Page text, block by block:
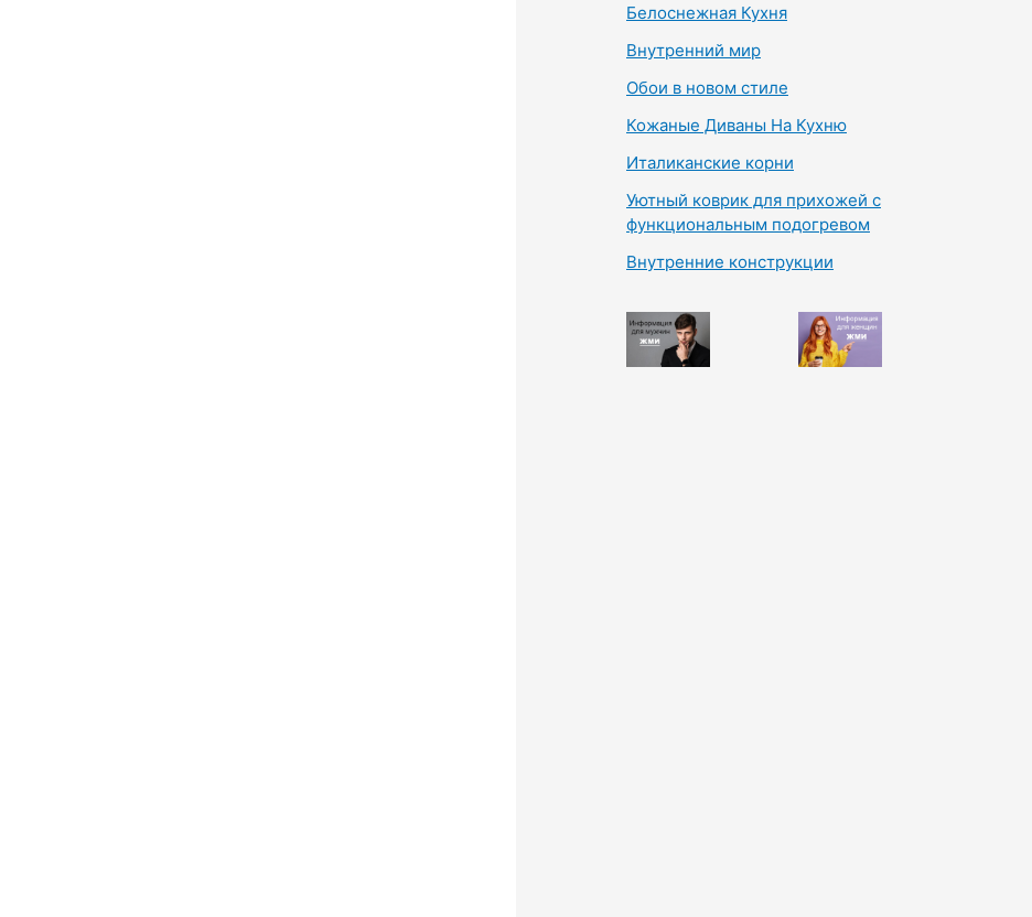
Белоснежная Кухня
Внутренний мир
Обои в новом стиле
Кожаные Диваны На Кухню
Италиканские корни
Уютный коврик для прихожей с
функциональным подогревом
Внутренние конструкции